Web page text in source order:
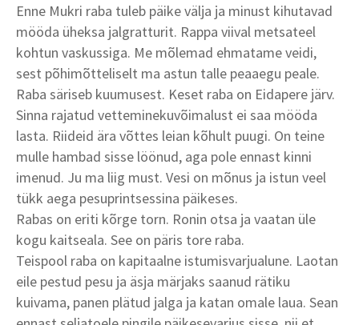
Enne Mukri raba tuleb päike välja ja minust kihutavad
mööda üheksa jalgratturit. Rappa viival metsateel
kohtun vaskussiga. Me mõlemad ehmatame veidi,
sest põhimõtteliselt ma astun talle peaaegu peale.
Raba säriseb kuumusest. Keset raba on Eidapere järv.
Sinna rajatud vetteminekuvõimalust ei saa mööda
lasta. Riideid ära võttes leian kõhult puugi. On teine
mulle hambad sisse löönud, aga pole ennast kinni
imenud. Ju ma liig must. Vesi on mõnus ja istun veel
tükk aega pesuprintsessina päikeses.
Rabas on eriti kõrge torn. Ronin otsa ja vaatan üle
kogu kaitseala. See on päris tore raba.
Teispool raba on kapitaalne istumisvarjualune. Laotan
eile pestud pesu ja äsja märjaks saanud rätiku
kuivama, panen plätud jalga ja katan omale laua. Sean